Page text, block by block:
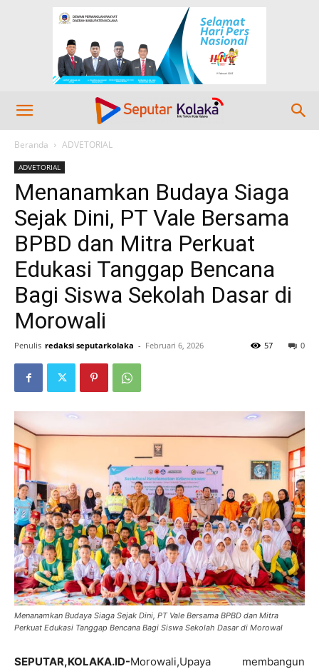
Beranda ADVETORIAL
ADVETORIAL
Menanamkan Budaya Siaga
Sejak Dini, PT Vale Bersama
BPBD dan Mitra Perkuat
Edukasi Tanggap Bencana
Bagi Siswa Sekolah Dasar di
Morowali
Penulis redaksi seputarkolaka - Februari 6, 2026 0
57
Menanamkan Budaya Siaga Sejak Dini, PT Vale Bersama BPBD dan Mitra
Perkuat Edukasi Tanggap Bencana Bagi Siswa Sekolah Dasar di Morowal
SEPUTAR,KOLAKA.ID-Morowali,Upaya membangun